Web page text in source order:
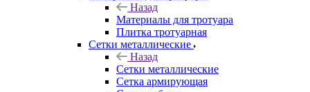
Назад
Материалы для тротуара
Плитка тротуарная
Сетки металлические
Назад
Сетки металлические
Сетка армирующая